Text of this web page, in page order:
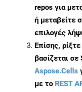
repos για
ή μεταβείτε
επιλογές
Επίσης,
βασίζεται σε
Aspose.Cells
με το REST